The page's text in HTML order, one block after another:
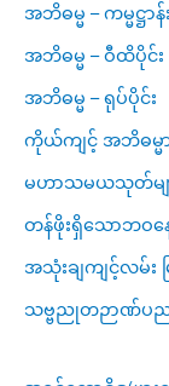
အဘိဓမ္မ – ကမ္မဋ္ဌာန်
အဘိဓမ္မ – ဝီထိပိုင်း
အဘိဓမ္မ – ရုပ်ပိုင်း
ကိုယ်ကျင့် အဘိဓမ္မ
မဟာသမယသုတ်မျ
တန်ဖိုးရှိသောဘဝန
အသုံးချကျင့်လမ်း မ
သဗ္ဗညုတဉာဏ်ပည